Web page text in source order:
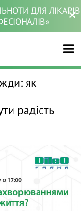
ДЛЯ ЛІКАРІВ
як
радість